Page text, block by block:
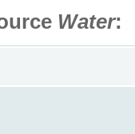
Water: